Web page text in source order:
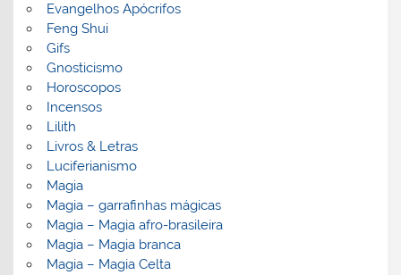
Evangelhos Apócrifos
Feng Shui
Gifs
Gnosticismo
Horoscopos
Incensos
Lilith
Livros & Letras
Luciferianismo
Magia
Magia – garrafinhas mágicas
Magia – Magia afro-brasileira
Magia – Magia branca
Magia – Magia Celta